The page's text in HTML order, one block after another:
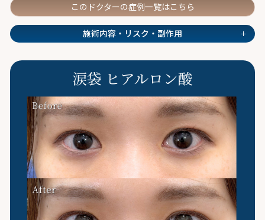
このドクターの症例一覧はこちら
施術内容・リスク・副作用 +